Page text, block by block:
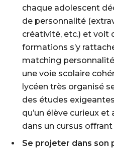
chaque adolescent
de personnalité
créativité, etc.) et voit
formations s’y
matching
une voie scolaire
lycéen très organisé
des études
qu’un élève curieux
dans un cursus
Se projeter dans son